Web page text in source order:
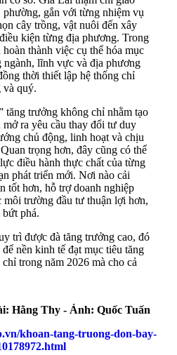
phường, gắn với từng nhiệm vụ
cây trồng, vật nuôi đến xây
kiện từng địa phương. Trong
thành việc cụ thể hóa mục
ngành, lĩnh vực và địa phương
thời thiết lập hệ thống chỉ
và quý.
tăng trưởng không chỉ nhằm tạo
ra yêu cầu thay đổi tư duy
chủ động, linh hoạt và chịu
trọng hơn, đây cũng có thể
điều hành thực chất của từng
phát triển mới. Nơi nào cải
tốt hơn, hỗ trợ doanh nghiệp
môi trường đầu tư thuận lợi hơn,
phá.
trì được đà tăng trưởng cao, đó
nền kinh tế đạt mục tiêu tăng
trong năm 2026 mà cho cả
Hằng Thy - Ảnh: Quốc Tuấn
khoan-tang-truong-don-bay-